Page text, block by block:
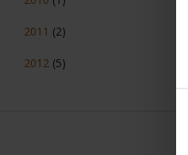
2011 (2)
2012 (5)